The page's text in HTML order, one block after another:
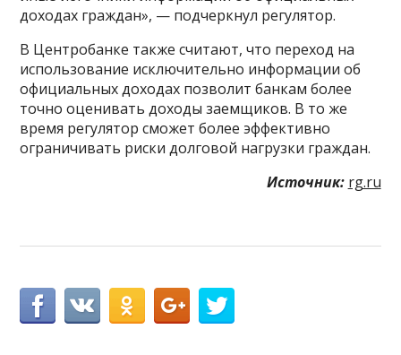
доходах граждан», — подчеркнул регулятор.
В Центробанке также считают, что переход на
использование исключительно информации об
официальных доходах позволит банкам более
точно оценивать доходы заемщиков. В то же
время регулятор сможет более эффективно
ограничивать риски долговой нагрузки граждан.
Источник: rg.ru